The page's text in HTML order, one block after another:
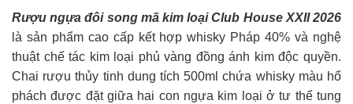
Rượu ngựa đôi song mã kim loại Club House XXII 2026
là sản phẩm cao cấp kết hợp whisky Pháp 40% và nghệ
thuật chế tác kim loại phủ vàng đồng ánh kim độc quyền.
Chai rượu thủy tinh dung tích 500ml chứa whisky màu hổ
phách được đặt giữa hai con ngựa kim loại ở tư thế tung